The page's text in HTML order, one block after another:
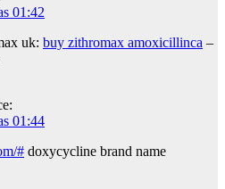
01:42
uk: buy zithromax amoxicillinca –
01:44
# doxycycline brand name